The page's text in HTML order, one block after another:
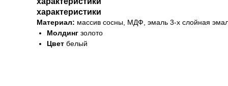
характеристики
Материал: массив сосны, МДФ, эмаль 3-х слойная
Молдинг золото
Цвет белый